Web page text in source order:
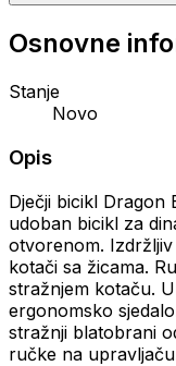
Osnovne
Stanje
Novo
Opis
Dječji bicikl Dragon
udoban bicikl za
otvorenom.
kotači sa žicama.
stražnjem kotaču.
ergonomsko
stražnji blatobrani
ručke na